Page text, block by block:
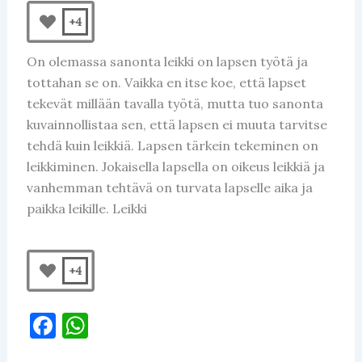
+4
On olemassa sanonta leikki on lapsen työtä ja
tottahan se on. Vaikka en itse koe, että lapset
tekevät millään tavalla työtä, mutta tuo sanonta
kuvainnollistaa sen, että lapsen ei muuta tarvitse
tehdä kuin leikkiä. Lapsen tärkein tekeminen on
leikkiminen. Jokaisella lapsella on oikeus leikkiä ja
vanhemman tehtävä on turvata lapselle aika ja
paikka leikille. Leikki
+4
F W